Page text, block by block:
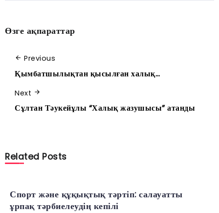
Өзге ақпараттар
Previous
Қымбатшылықтан қысылған халық…
Next
Сұлтан Тәукейұлы “Халық жазушысы” атанды
Related Posts
Спорт және құқықтық тәртіп: салауатты
ұрпақ тәрбиелеудің кепілі